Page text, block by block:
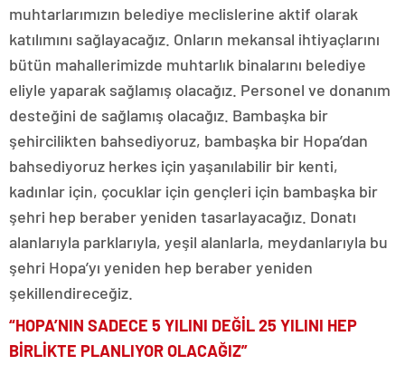
muhtarlarımızın belediye meclislerine aktif olarak
katılımını sağlayacağız. Onların mekansal ihtiyaçlarını
bütün mahallerimizde muhtarlık binalarını belediye
eliyle yaparak sağlamış olacağız. Personel ve donanım
desteğini de sağlamış olacağız. Bambaşka bir
şehircilikten bahsediyoruz, bambaşka bir Hopa’dan
bahsediyoruz herkes için yaşanılabilir bir kenti,
kadınlar için, çocuklar için gençleri için bambaşka bir
şehri hep beraber yeniden tasarlayacağız. Donatı
alanlarıyla parklarıyla, yeşil alanlarla, meydanlarıyla bu
şehri Hopa’yı yeniden hep beraber yeniden
şekillendireceğiz.
“HOPA’NIN SADECE 5 YILINI DEĞİL 25 YILINI HEP
BİRLİKTE PLANLIYOR OLACAĞIZ”